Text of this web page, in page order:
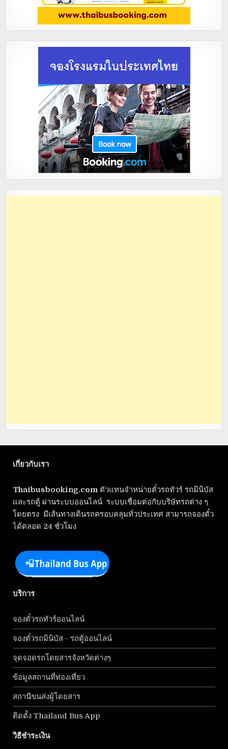
เกี่ยวกับเรา
Thaibusbooking.com ตัวแทนจำหน่ายตั๋วรถทัวร์ รถมินิบัส
และรถตู้ ผ่านระบบออนไลน์ ระบบเชื่อมต่อกับบริษัทรถต่าง ๆ
โดยตรง มีเส้นทางเดินรถครอบคลุมทั่วประเทศ สามารถจองตั๋ว
ได้ตลอด 24 ชั่วโมง
บริการ
จองตั๋วรถทัวร์ออนไลน์
จองตั๋วรถมินิบัส - รถตู้ออนไลน์
จุดจอดรถโดยสารจังหวัดต่างๆ
ข้อมูลสถานที่ท่องเที่ยว
สถานีขนส่งผู้โดยสาร
ติดตั้ง Thailand Bus App
วิธีชำระเงิน